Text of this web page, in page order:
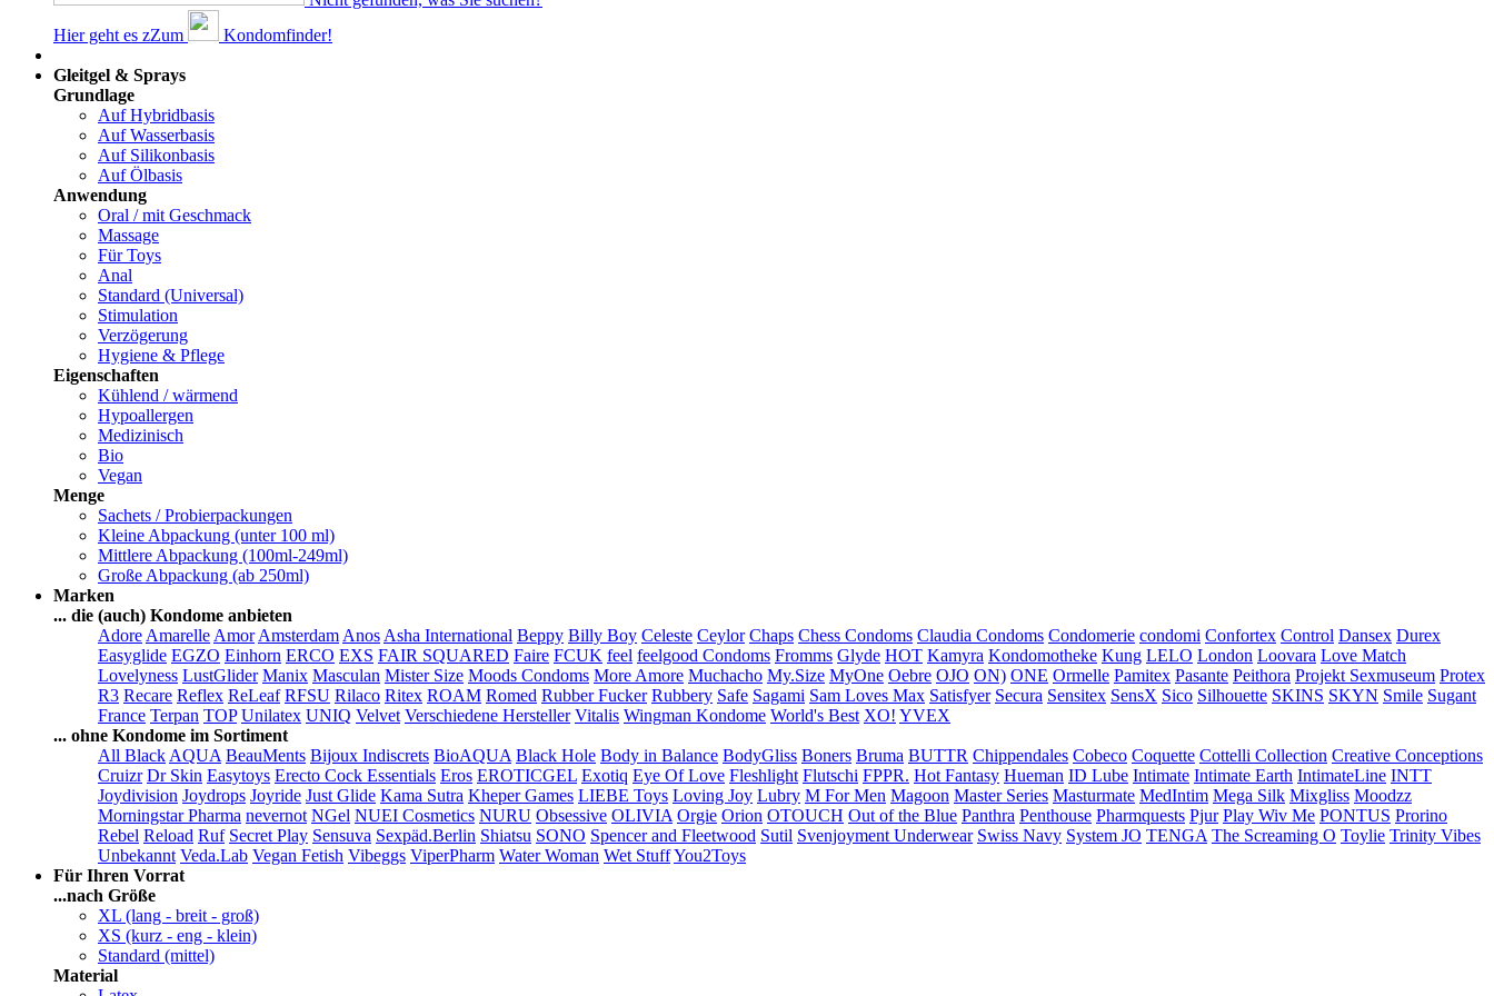
Hier geht es zZum
Kondomfinder!
Gleitgel & Sprays
Grundlage
Auf Hybridbasis
Auf Wasserbasis
Auf Silikonbasis
Auf Ölbasis
Anwendung
Oral / mit Geschmack
Massage
Für Toys
Anal
Standard (Universal)
Stimulation
Verzögerung
Hygiene & Pflege
Eigenschaften
Kühlend / wärmend
Hypoallergen
Medizinisch
Bio
Vegan
Menge
Sachets / Probierpackungen
Kleine Abpackung (unter 100 ml)
Mittlere Abpackung (100ml-249ml)
Große Abpackung (ab 250ml)
Marken
... die (auch) Kondome anbieten
Adore Amarelle Amor Amsterdam Anos Asha International Beppy Billy Boy Celeste Ceylor Chaps Chess Condoms Claudia Condoms Condomerie condomi Confortex Control Dansex Durex
Easyglide EGZO Einhorn ERCO EXS FAIR SQUARED Faire FCUK feel feelgood Condoms Fromms Glyde HOT Kamyra Kondomotheke Kung LELO London Loovara Love Match
Lovelyness LustGlider Manix Masculan Mister Size Moods Condoms More Amore Muchacho My.Size MyOne Oebre OJO ON) ONE Ormelle Pamitex Pasante Peithora Projekt Sexmuseum Protex
R3 Recare Reflex ReLeaf RFSU Rilaco Ritex ROAM Romed Rubber Fucker Rubbery Safe Sagami Sam Loves Max Satisfyer Secura Sensitex SensX Sico Silhouette SKINS SKYN Smile Sugant
France Terpan TOP Unilatex UNIQ Velvet Verschiedene Hersteller Vitalis Wingman Kondome World's Best XO! YVEX
... ohne Kondome im Sortiment
All Black AQUA BeauMents Bijoux Indiscrets BioAQUA Black Hole Body in Balance BodyGliss Boners Bruma BUTTR Chippendales Cobeco Coquette Cottelli Collection Creative Conceptions
Cruizr Dr Skin Easytoys Erecto Cock Essentials Eros EROTICGEL Exotiq Eye Of Love Fleshlight Flutschi FPPR. Hot Fantasy Hueman ID Lube Intimate Intimate Earth IntimateLine INTT
Joydivision Joydrops Joyride Just Glide Kama Sutra Kheper Games LIEBE Toys Loving Joy Lubry M For Men Magoon Master Series Masturmate MedIntim Mega Silk Mixgliss Moodzz
Morningstar Pharma nevernot NGel NUEI Cosmetics NURU Obsessive OLIVIA Orgie Orion OTOUCH Out of the Blue Panthra Penthouse Pharmquests Pjur Play Wiv Me PONTUS Prorino
Rebel Reload Ruf Secret Play Sensuva Sexpäd.Berlin Shiatsu SONO Spencer and Fleetwood Sutil Svenjoyment Underwear Swiss Navy System JO TENGA The Screaming O Toylie Trinity Vibes
Unbekannt Veda.Lab Vegan Fetish Vibeggs ViperPharm Water Woman Wet StuffYou2Toys
Für Ihren Vorrat
...nach Größe
XL (lang - breit - groß)
XS (kurz - eng - klein)
Standard (mittel)
Material